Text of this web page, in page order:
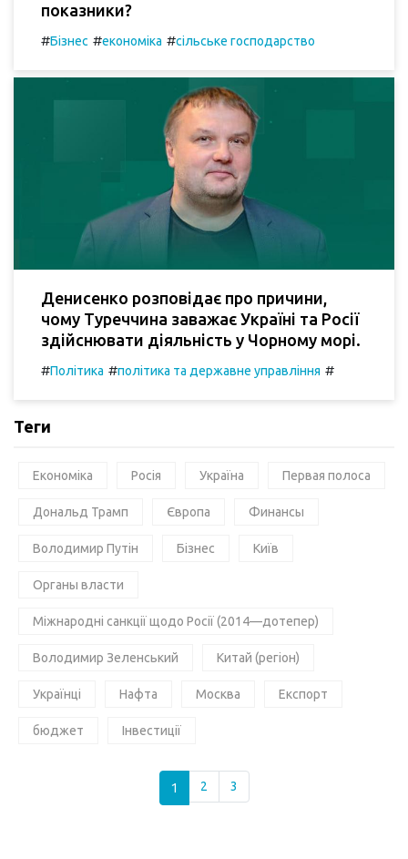
показники?
#Бізнес #економіка #сільське господарство
Денисенко розповідає про причини,
чому Туреччина заважає Україні та Росії
здійснювати діяльність у Чорному морі.
#Політика #політика та державне управління #
Теги
Економіка Росія Україна Первая полоса
Дональд Трамп Європа Финансы
Володимир Путін Бізнес Київ
Органы власти
Міжнародні санкції щодо Росії (2014—дотепер)
Володимир Зеленський Китай (регіон)
Українці Нафта Москва Експорт
бюджет Інвестиції
1 2 3